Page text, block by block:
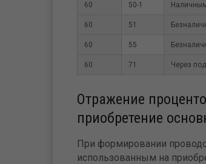
60 50-1
60 51
60 55
60 71 Через
Отражение
приобретение
При формировании
использованным на